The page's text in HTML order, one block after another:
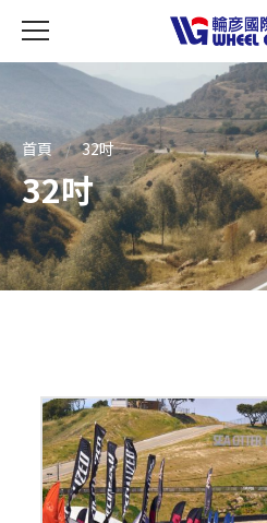
首頁 32吋
32吋